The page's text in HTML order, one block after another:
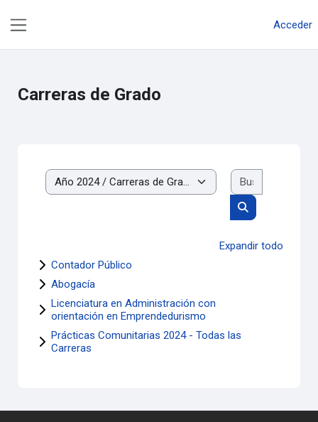
Acceder
Carreras de Grado
Categorías
Buscar cursos
Expandir todo
Contador Público
Abogacía
Licenciatura en Administración con
orientación en Emprendedurismo
Prácticas Comunitarias 2024 - Todas las
Carreras